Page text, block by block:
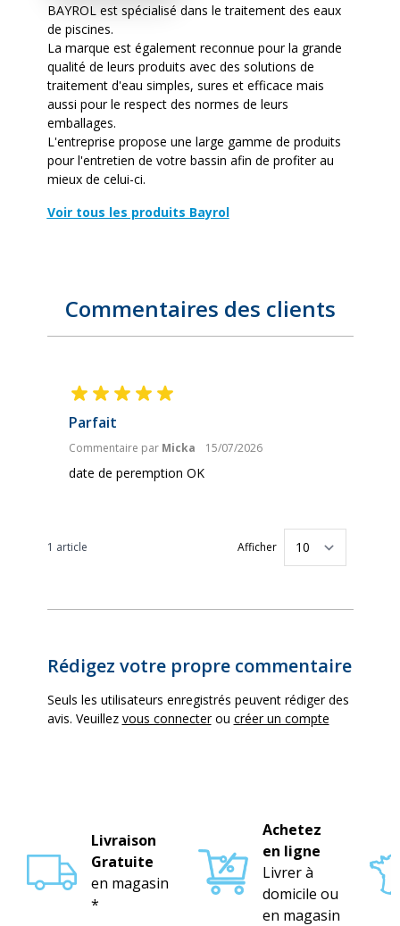
BAYROL est spécialisé dans le traitement des eaux
de piscines.
La marque est également reconnue pour la grande
qualité de leurs produits avec des solutions de
traitement d'eau simples, sures et efficace mais
aussi pour le respect des normes de leurs
emballages.
L'entreprise propose une large gamme de produits
pour l'entretien de votre bassin afin de profiter au
mieux de celui-ci.
Voir tous les produits Bayrol
Commentaires des clients
Parfait
Commentaire par Micka 15/07/2026
date de peremption OK
1 article Afficher
Rédigez votre propre commentaire
Seuls les utilisateurs enregistrés peuvent rédiger des
avis. Veuillez vous connecterou créer un compte
Livraison
Gratuite
en magasin
*
Achetez
en ligne
Livrer à
domicile ou
en magasin